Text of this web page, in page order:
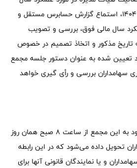
مالی منتهی به 29 اسفند 1404، استماع گزارش حسابرس مستقل و
سال مالی فوق، بررسی و تصویب
مذکور و اتخاذ تصمیم در خصوص
تعیین شده به عنوان دستور جلسه مجمع
سهامداران بررسی و رأی گیری خواهد
گفتنی است؛ برگه‌های ورود به این مجمع از ساعت 8 صبح همان روز
تحویل داده می‌شود که در این رابطه
و یا نمایندگان قانونی آنها برای